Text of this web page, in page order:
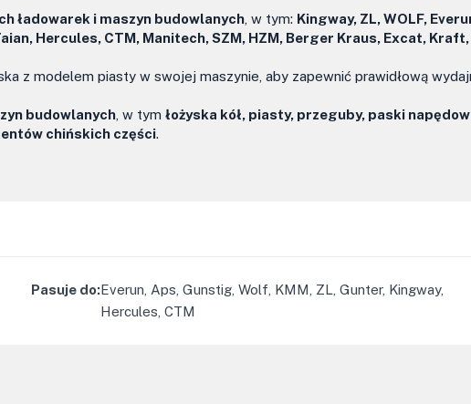
ładowarek i maszyn budowlanych , w tym: Kingway, ZL, WOLF,
Hercules, CTM, Manitech, SZM, HZM, Berger Kraus, Excat, Kraft,
z modelem piasty w swojej maszynie, aby zapewnić prawidłową
budowlanych , w tym łożyska kół, piasty, przeguby, paski
chińskich części.
Pasuje do:Everun, Aps, Gunstig, Wolf, KMM, ZL, Gunter, Kingway,
Hercules, CTM